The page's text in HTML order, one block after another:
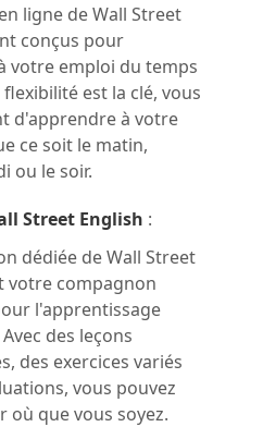
ligne de Wall Street
conçus pour
votre emploi du temps
flexibilité est la clé, vous
d'apprendre à votre
ce soit le matin,
ou le soir.
Street English :
dédiée de Wall Street
votre compagnon
l'apprentissage
des leçons
des exercices variés
vous pouvez
où que vous soyez.